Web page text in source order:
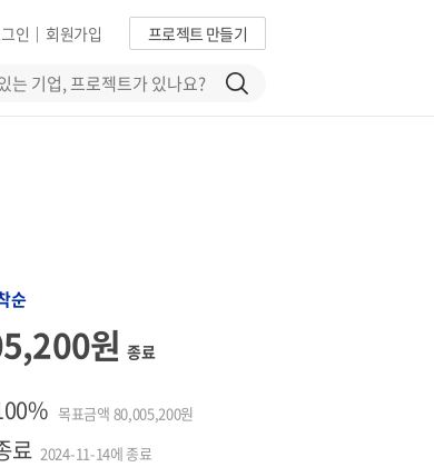
프로젝트 만들기
회원가입
|
인
순
원종료
목표금액 80,005,200원
료 2024-11-14에 종료